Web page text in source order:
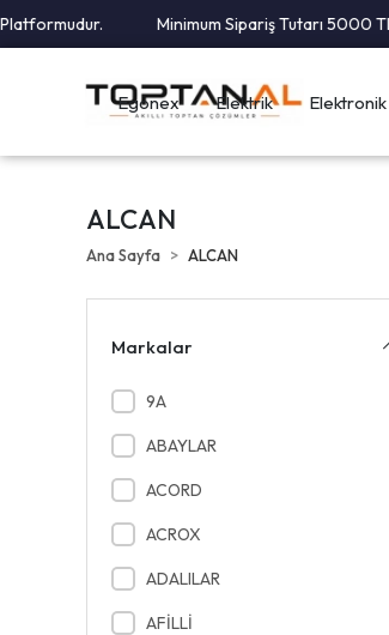
Minimum Sipariş Tutarı 5000 TL
Egonex Elektrik Elektronik
ALCAN
Ana Sayfa ALCAN
Markalar
9A
ABAYLAR
ACORD
ACROX
ADALILAR
AFİLLİ